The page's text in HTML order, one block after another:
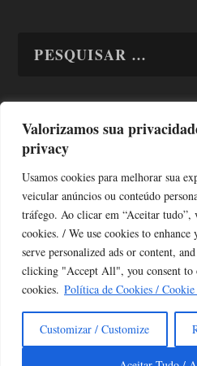
Valorizamos sua
privacy
Usamos cookies para melhorar sua
veicular anúncios ou conteúdo
tráfego. Ao clicar em “Aceitar tudo”,
cookies. / We use cookies to
serve personalized ads or content,
clicking "Accept All", you consent to
cookies. Política de Cookies /
Customizar / Customize
TODAS OS ASSUNTOS
Copyright © Alô Tatuapé 2013 / 2026
Desenvolvido por ALOSP MKT